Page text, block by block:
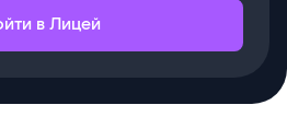
в Лицей